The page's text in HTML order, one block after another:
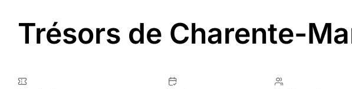
Trésors de Charente-